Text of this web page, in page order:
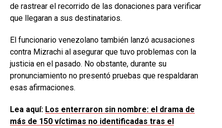
de rastrear el recorrido de las donaciones para verificar
que llegaran a sus destinatarios.
El funcionario venezolano también lanzó acusaciones
contra Mizrachi al asegurar que tuvo problemas con la
justicia en el pasado. No obstante, durante su
pronunciamiento no presentó pruebas que respaldaran
esas afirmaciones.
Lea aquí: Los enterraron sin nombre: el drama de
más de 150 víctimas no identificadas tras el